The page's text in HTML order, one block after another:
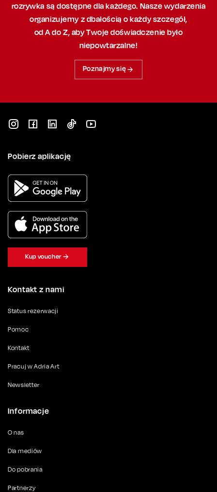
rozrywka są dostępne dla każdego. Nasze wydarzenia
organizujemy z dbałością o każdy szczegół,
od A do Z, abyTwoje doświadczenie było
niepowtarzalne!
Poznajmy się
Kontakt z nami
Status rezerwacji
Pomoc
Kontakt
Pracuj w Adria Art
Newsletter
Informacje
O nas
Dla mediów
Do pobrania
Partnerzy
Pobierz aplikację
Kup voucher